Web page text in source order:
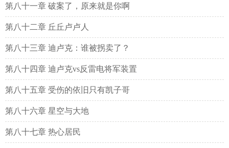
第八十一章 破案了，原来就是你啊
第八十二章 丘丘卢卢人
第八十三章 迪卢克：谁被拐卖了？
第八十四章 迪卢克vs反雷电将军装置
第八十五章 受伤的依旧只有凯子哥
第八十六章 星空与大地
第八十七章 热心居民